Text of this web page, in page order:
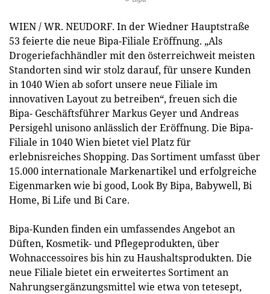
WIEN / WR. NEUDORF. In der Wiedner Hauptstraße
53 feierte die neue Bipa-Filiale Eröffnung. „Als
Drogeriefachhändler mit den österreichweit meisten
Standorten sind wir stolz darauf, für unsere Kunden
in 1040 Wien ab sofort unsere neue Filiale im
innovativen Layout zu betreiben“, freuen sich die
Bipa- Geschäftsführer Markus Geyer und Andreas
Persigehl unisono anlässlich der Eröffnung. Die Bipa-
Filiale in 1040 Wien bietet viel Platz für
erlebnisreiches Shopping. Das Sortiment umfasst über
15.000 internationale Markenartikel und erfolgreiche
Eigenmarken wie bi good, Look By Bipa, Babywell, Bi
Home, Bi Life und Bi Care.
Bipa-Kunden finden ein umfassendes Angebot an
Düften, Kosmetik- und Pflegeprodukten, über
Wohnaccessoires bis hin zu Haushaltsprodukten. Die
neue Filiale bietet ein erweitertes Sortiment an
Nahrungsergänzungsmittel wie etwa von tetesept,